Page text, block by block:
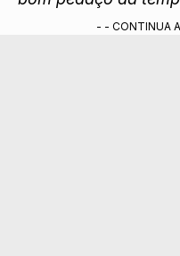
- - CONTINUA